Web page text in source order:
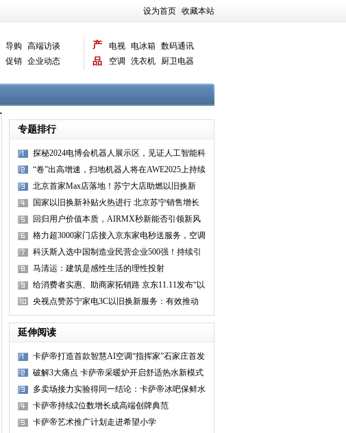
设为首页 收藏本站
导购
高端访谈
促销 企业动态
产
品
电视 电冰箱 数码通讯
空调
洗衣机
厨卫电器
专题排行
探秘2024电博会机器人展示区，见证人工智能科
技生活奇迹！
“卷”出高增速，扫地机器人将在AWE2025上持续
多样创新
北京首家Max店落地！苏宁大店助燃以旧换新
国家以旧换新补贴火热进行 北京苏宁销售增长
超150%
回归用户价值本质，AIRMX秒新能否引领新风
行业一飞冲天？
格力超3000家门店接入京东家电秒送服务，空调
最快当日即送即
科沃斯入选中国制造业民营企业500强！持续引
领服务机器人行
马清运：建筑是感性生活的理性投射
给消费者实惠、助商家拓销路 京东11.11发布“以
旧换新”等
央视点赞苏宁家电3C以旧换新服务：有效推动
绿色循环经济
延伸阅读
卡萨帝打造首款智慧AI空调“指挥家”石家庄首发
上市
破解3大痛点 卡萨帝采暖炉开启舒适热水新模式
多卖场接力实验得同一结论：卡萨帝冰吧保鲜水
果时间长！
卡萨帝持续2位数增长成高端创牌典范
卡萨帝艺术推广计划走进希望小学